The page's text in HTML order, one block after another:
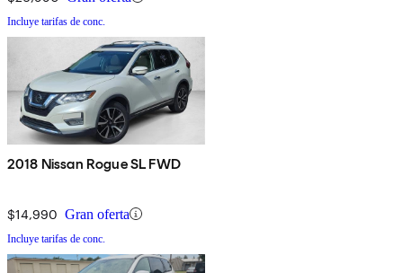
Incluye tarifas de conc.
2018 Nissan Rogue SL FWD
$14,990 Gran oferta
Incluye tarifas de conc.